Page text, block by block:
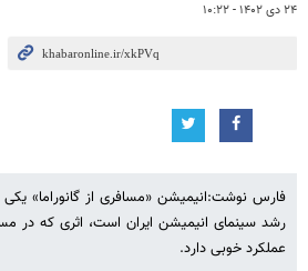
۲۴ دی ۱۴۰۲ - ۱۰:۲۲
فارس نوشت:انیمیشن «مسافری از گانوراما»
رشد سینمای انیمیشن ایران است، اثری که در
عملکرد خوبی دارد.